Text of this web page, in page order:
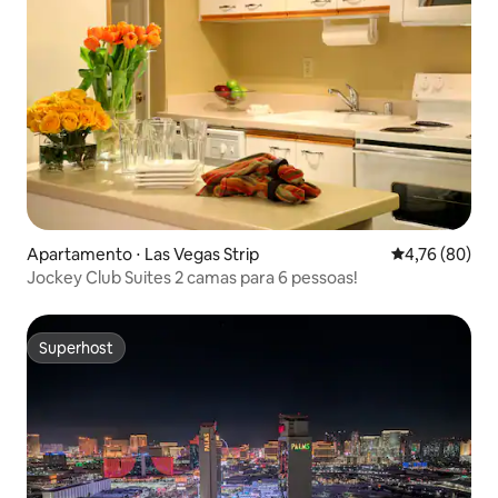
Apartamento ⋅ Las Vegas Strip 4,76 de uma
4,76 (80)
Jockey Club Suites 2 camas para 6 pessoas!
Superhost
Superhost